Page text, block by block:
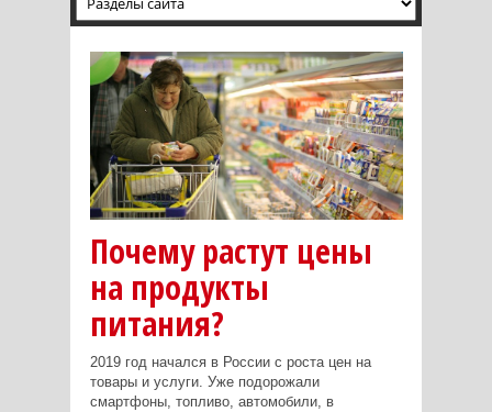
Почему растут цены
на продукты
питания?
2019 год начался в России с роста цен на
товары и услуги. Уже подорожали
смартфоны, топливо, автомобили, в